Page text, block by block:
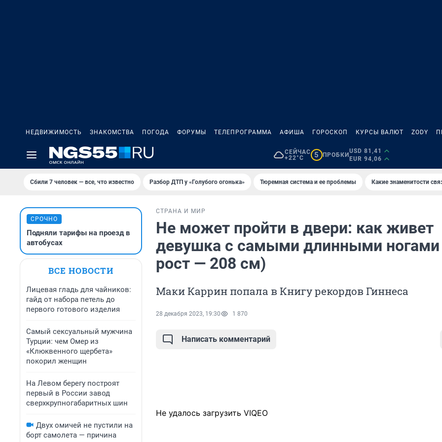
НЕДВИЖИМОСТЬ ЗНАКОМСТВА ПОГОДА ФОРУМЫ ТЕЛЕПРОГРАММА АФИША ГОРОСКОП КУРСЫ ВАЛЮТ ZODY
СЕЙЧАС
+22°C
5 ПРОБКИ
USD 81,41
EUR 94,06
Сбили 7 человек — все, что известно Разбор ДТП у «Голубого огонька» Тюремная система и ее проблемы Какие знаменитости
СРОЧНО
Подняли тарифы на проезд в
автобусах
ВСЕ НОВОСТИ
Лицевая гладь для чайников:
гайд от набора петель до
первого готового изделия
Самый сексуальный мужчина
Турции: чем Омер из
«Клюквенного щербета»
покорил женщин
На Левом берегу построят
первый в России завод
сверхкрупногабаритных шин
Двух омичей не пустили на
борт самолета — причина
СТРАНА И МИР
Не может пройти в двери: как живет
девушка с самыми длинными ногами
рост — 208 см)
Маки Каррин попала в Книгу рекордов Гиннеса
28 декабря 2023, 19:30 1 870
Написать комментарий
Не удалось загрузить VIQEO